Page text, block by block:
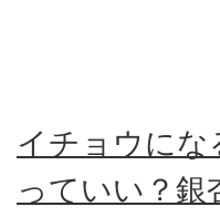
イチョウにな
っていい？銀